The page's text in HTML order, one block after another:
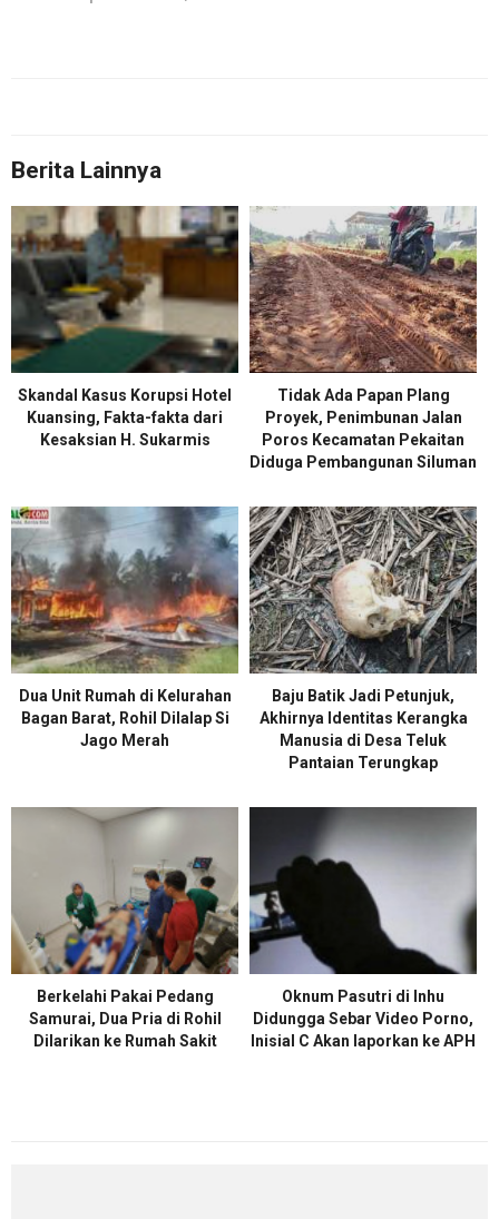
Berita Lainnya
Skandal Kasus Korupsi Hotel
Kuansing, Fakta-fakta dari
Kesaksian H. Sukarmis
Tidak Ada Papan Plang
Proyek, Penimbunan Jalan
Poros Kecamatan Pekaitan
Diduga Pembangunan Siluman
Dua Unit Rumah di Kelurahan
Bagan Barat, Rohil Dilalap Si
Jago Merah
Baju Batik Jadi Petunjuk,
Akhirnya Identitas Kerangka
Manusia di Desa Teluk
Pantaian Terungkap
Berkelahi Pakai Pedang
Samurai, Dua Pria di Rohil
Dilarikan ke Rumah Sakit
Oknum Pasutri di Inhu
Didungga Sebar Video Porno,
Inisial C Akan laporkan ke APH